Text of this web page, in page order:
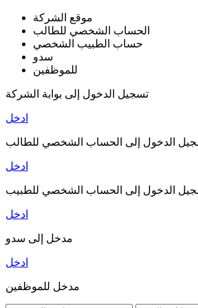
موقع الشركة
الحساب الشخصي للطالب
حساب الطبيب الشخصي
سدو
للموظفين
تسجيل الدخول إلى بوابة الشركة
ادخل
الدخول إلى الحساب الشخصي للطالب
ادخل
الدخول إلى الحساب الشخصي للطبيب
ادخل
مدخل إلى سدو
ادخل
مدخل للموظفين